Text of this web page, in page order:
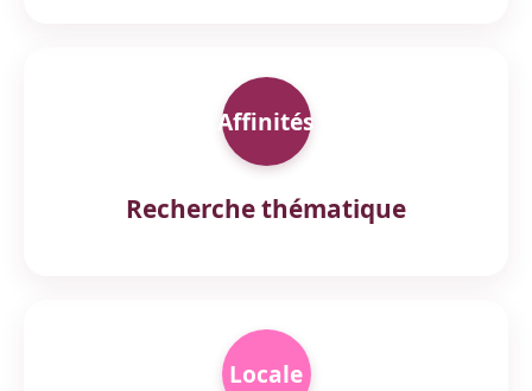
Affinités
Recherche thématique
Locale